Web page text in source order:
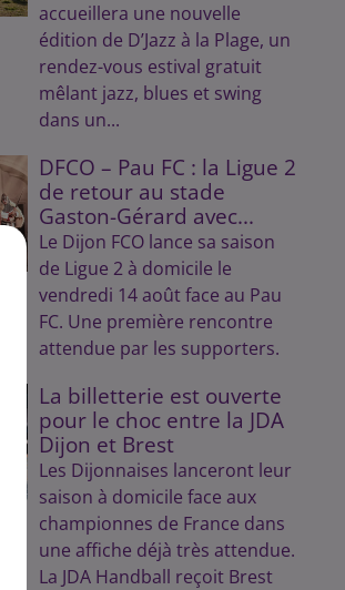
accueillera une nouvelle
édition de D’Jazz à la Plage, un
rendez-vous estival gratuit
mêlant jazz, blues et swing
dans un...
DFCO – Pau FC : la Ligue 2
de retour au stade
Gaston-Gérard avec...
Le Dijon FCO lance sa saison
de Ligue 2 à domicile le
vendredi 14 août face au Pau
FC. Une première rencontre
attendue par les supporters.
La billetterie est ouverte
pour le choc entre la JDA
Dijon et Brest
Les Dijonnaises lanceront leur
saison à domicile face aux
championnes de France dans
une affiche déjà très attendue.
La JDA Handball reçoit Brest